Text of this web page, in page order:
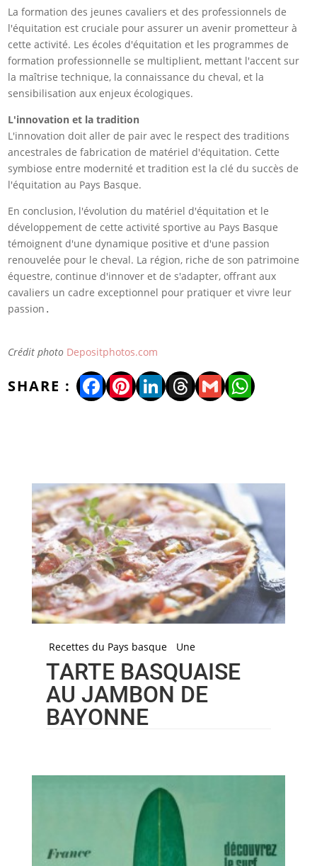
La formation des jeunes cavaliers et des professionnels de
l'équitation est cruciale pour assurer un avenir prometteur à
cette activité. Les écoles d'équitation et les programmes de
formation professionnelle se multiplient, mettant l'accent sur
la maîtrise technique, la connaissance du cheval, et la
sensibilisation aux enjeux écologiques.
L'innovation et la tradition
L'innovation doit aller de pair avec le respect des traditions
ancestrales de fabrication de matériel d'équitation. Cette
symbiose entre modernité et tradition est la clé du succès de
l'équitation au Pays Basque.
En conclusion, l'évolution du matériel d'équitation et le
développement de cette activité sportive au Pays Basque
témoignent d'une dynamique positive et d'une passion
renouvelée pour le cheval. La région, riche de son patrimoine
équestre, continue d'innover et de s'adapter, offrant aux
cavaliers un cadre exceptionnel pour pratiquer et vivre leur
passion .
Crédit photo Depositphotos.com
Facebook
Pinterest
LinkedIn
Threads
Gmail
Recettes du Pays basque Une
TARTE BASQUAISE
AU JAMBON DE
BAYONNE